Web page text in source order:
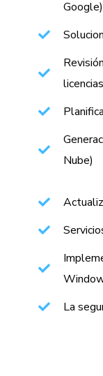
Google)
Nube)
La